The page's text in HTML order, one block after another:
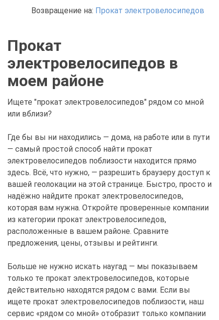
Возвращение на: Прокат электровелосипедов
Прокат
электровелосипедов в
моем районе
Ищете "прокат электровелосипедов" рядом со мной
или вблизи?
Где бы вы ни находились — дома, на работе или в пути
— самый простой способ найти прокат
электровелосипедов поблизости находится прямо
здесь. Всё, что нужно, — разрешить браузеру доступ к
вашей геолокации на этой странице. Быстро, просто и
надёжно найдите прокат электровелосипедов,
которая вам нужна. Откройте проверенные компании
из категории прокат электровелосипедов,
расположенные в вашем районе. Сравните
предложения, цены, отзывы и рейтинги.
Больше не нужно искать наугад — мы показываем
только те прокат электровелосипедов, которые
действительно находятся рядом с вами. Если вы
ищете прокат электровелосипедов поблизости, наш
сервис «рядом со мной» отобразит только компании